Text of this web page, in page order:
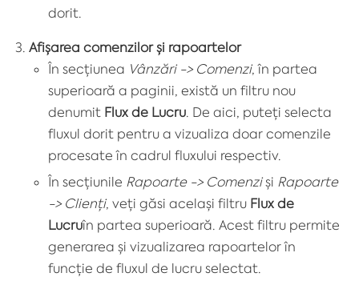
dorit.
Afișarea comenzilor și rapoartelor
În secțiunea Vânzări -> Comenzi, în partea
superioară a paginii, există un filtru nou
denumit Flux de Lucru. De aici, puteți selecta
fluxul dorit pentru a vizualiza doar comenzile
procesate în cadrul fluxului respectiv.
În secțiunile Rapoarte -> Comenziși Rapoarte
-> Clienți, veți găsi același filtru Flux de
Lucruîn partea superioară. Acest filtru permite
generarea și vizualizarea rapoartelor în
funcție de fluxul de lucru selectat.